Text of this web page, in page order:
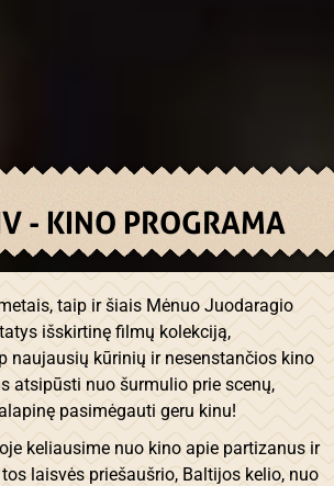
- KINO PROGRAMA
taip ir šiais Mėnuo Juodaragio
išskirtinę filmų kolekciją,
naujausių kūrinių ir nesenstančios kino
atsipūsti nuo šurmulio prie scenų,
pasimėgauti geru kinu!
keliausime nuo kino apie partizanus ir
laisvės priešaušrio, Baltijos kelio, nuo